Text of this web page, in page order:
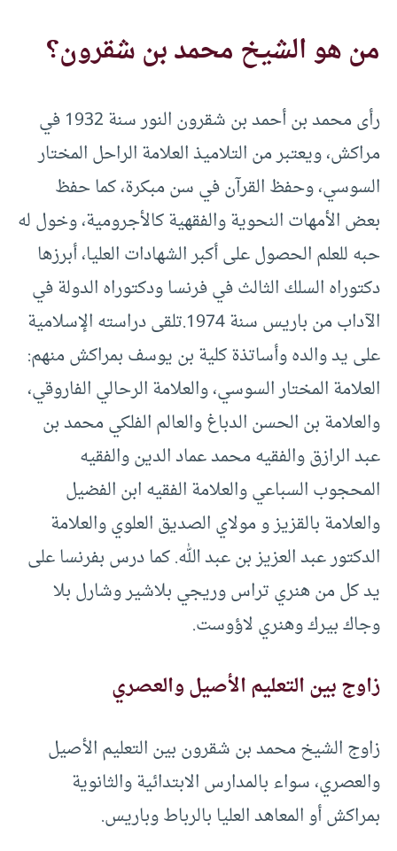
من هو الشيخ محمد بن شقرون؟
رأى محمد بن أحمد بن شقرون النور سنة 1932 في
مراكش، ويعتبر من التلاميذ العلامة الراحل المختار
السوسي، وحفظ القرآن في سن مبكرة، كما حفظ
بعض الأمهات النحوية والفقهية كالأجرومية، وخول له
حبه للعلم الحصول على أكبر الشهادات العليا، أبرزها
دكتوراه السلك الثالث في فرنسا ودكتوراه الدولة في
الآداب من باريس سنة 1974.تلقى دراسته الإسلامية
على يد والده وأساتذة كلية بن يوسف بمراكش منهم:
العلامة المختار السوسي، والعلامة الرحالي الفاروقي،
والعلامة بن الحسن الدباغ والعالم الفلكي محمد بن
عبد الرازق والفقيه محمد عماد الدين والفقيه
المحجوب السباعي والعلامة الفقيه ابن الفضيل
والعلامة بالقزيز و مولاي الصديق العلوي والعلامة
الدكتور عبد العزيز بن عبد الله. كما درس بفرنسا على
يد كل من هنري تراس وريجي بلاشير وشارل بلا
وجاك بيرك وهنري لاؤوست.
زاوج بين التعليم الأصيل والعصري
زاوج الشيخ محمد بن شقرون بين التعليم الأصيل
والعصري، سواء بالمدارس الابتدائية والثانوية
بمراكش أو المعاهد العليا بالرباط وباريس.